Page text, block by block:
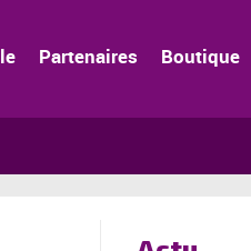
Partenaires Boutique